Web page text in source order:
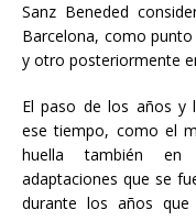
Sanz Beneded
Barcelona, como
y otro posteriormente
El paso de los años y
ese tiempo, como el
huella también en
adaptaciones que se
durante los años